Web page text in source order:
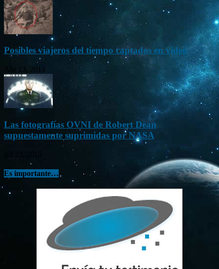
Posibles viajeros del tiempo captados en vídeo
Abr 13, 2013
Las fotografías OVNI de Robert Dean
supuestamente suprimidas por NASA
Es importante…